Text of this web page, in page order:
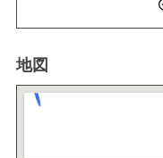
地図